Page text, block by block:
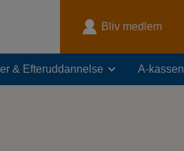
Bliv medlem
& Efteruddannelse A-kassen